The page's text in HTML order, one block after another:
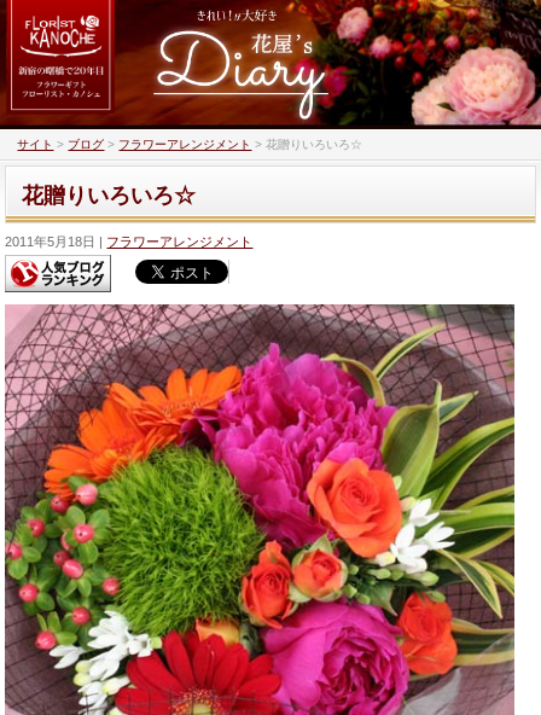
サイト > ブログ > フラワーアレンジメント >花贈りいろいろ☆
花贈りいろいろ☆
2011年5月18日 フラワーアレンジメント